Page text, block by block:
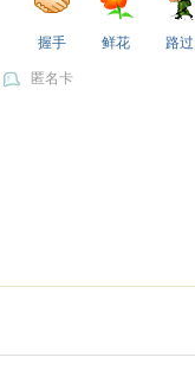
握手 鲜花 路过
匿名卡